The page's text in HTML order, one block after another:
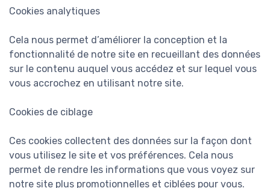
Cookies analytiques
Cela nous permet d’améliorer la conception et la
fonctionnalité de notre site en recueillant des données
sur le contenu auquel vous accédez et sur lequel vous
vous accrochez en utilisant notre site.
Cookies de ciblage
Ces cookies collectent des données sur la façon dont
vous utilisez le site et vos préférences. Cela nous
permet de rendre les informations que vous voyez sur
notre site plus promotionnelles et ciblées pour vous.